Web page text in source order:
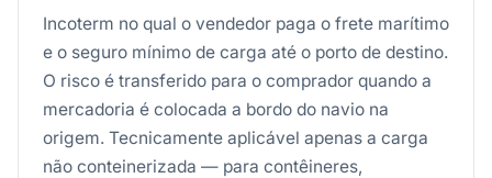
Incoterm no qual o vendedor paga o frete marítimo
e o seguro mínimo de carga até o porto de destino.
O risco é transferido para o comprador quando a
mercadoria é colocada a bordo do navio na
origem. Tecnicamente aplicável apenas a carga
não conteinerizada — para contêineres,